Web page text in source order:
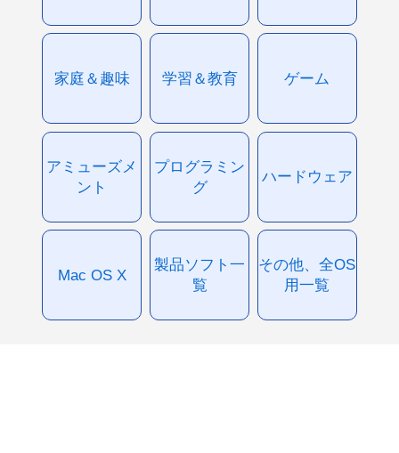
家庭＆趣味 学習＆教育 ゲーム
アミューズメ
ント
プログラミン
グ
ハードウェア
Mac OS X
製品ソフト一
覧
その他、全OS
用一覧